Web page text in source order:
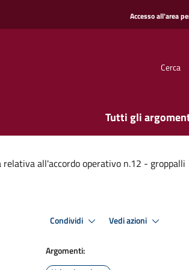
Accesso all'area
Cerca
Tutti gli
all'accordo operativo n.12 - groppalli
Condividi Vedi azioni
Argomenti: